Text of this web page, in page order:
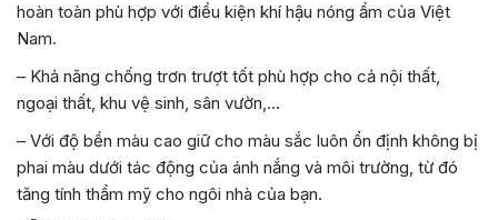
hoàn toàn phù hợp với điều kiện khí hậu nóng ẩm của Việt
Nam.
– Khả năng chống trơn trượt tốt phù hợp cho cả nội thất,
ngoại thất, khu vệ sinh, sân vườn,…
– Với độ bền màu cao giữ cho màu sắc luôn ổn định không bị
phai màu dưới tác động của ánh nắng và môi trường, từ đó
tăng tính thẩm mỹ cho ngôi nhà của bạn.